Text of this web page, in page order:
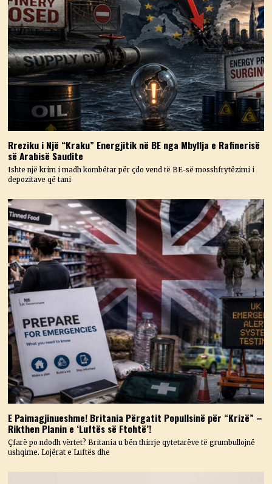
Rreziku i Një “Kraku” Energjitik në BE nga Mbyllja e Rafinerisë
së Arabisë Saudite
Ishte një krim i madh kombëtar për çdo vend të BE-së mosshfrytëzimi i
depozitave që tani
E Paimagjinueshme! Britania Përgatit Popullsinë për “Krizë” –
Rikthen Planin e ‘Luftës së Ftohtë’!
Çfarë po ndodh vërtet? Britania u bën thirrje qytetarëve të grumbullojnë
ushqime. Lojërat e Luftës dhe